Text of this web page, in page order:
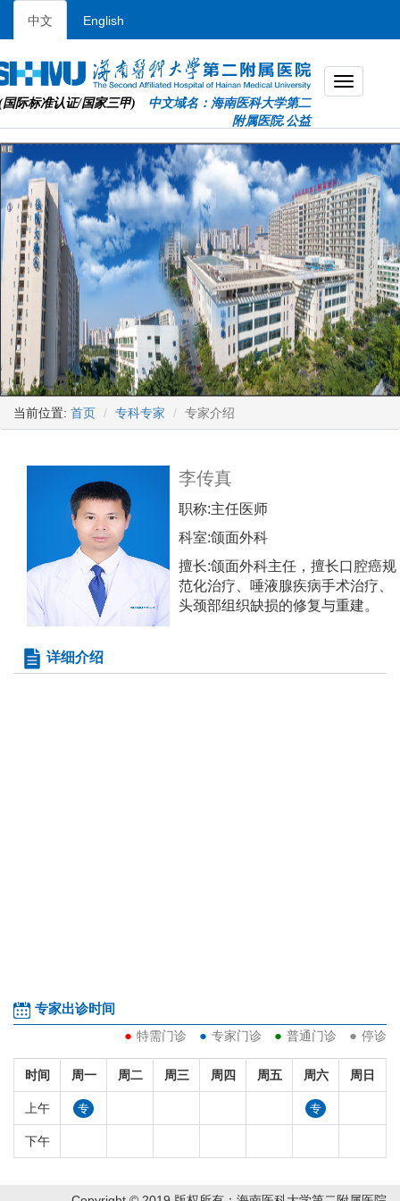
中文 English
国际标准认证/国家三甲) 中文域名：海南医科大学第二
附属医院.公益
当前位置: 首页 专科专家 专家介绍
李传真
职称:主任医师
科室:颌面外科
擅长:颌面外科主任，擅长口腔癌规
范化治疗、唾液腺疾病手术治疗、
头颈部组织缺损的修复与重建。
详细介绍
专家出诊时间
● 特需门诊 ● 专家门诊 ● 普通门诊 ● 停诊
时间 周一 周二 周三 周四 周五 周六 周日
上午 专 专
下午